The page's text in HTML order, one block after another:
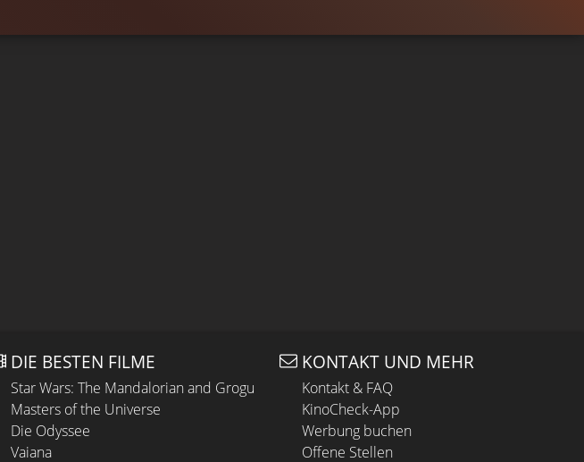
DIE BESTEN FILME
Star Wars: The Mandalorian and Grogu
Masters of the Universe
Die Odyssee
Vaiana
KONTAKT UND MEHR
Kontakt & FAQ
KinoCheck-App
Werbung buchen
Offene Stellen